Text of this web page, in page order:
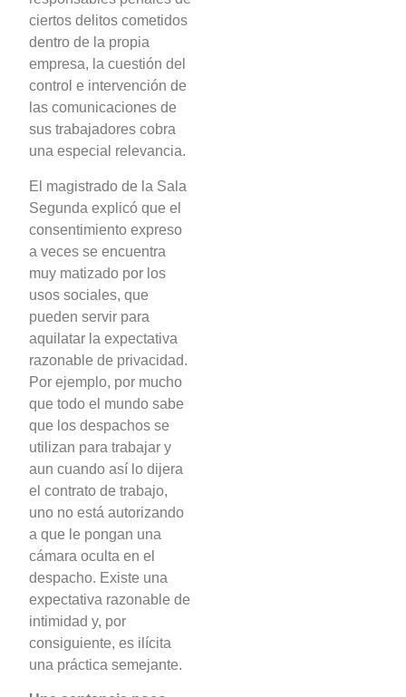
ciertos delitos cometidos
dentro de la propia
empresa, la cuestión del
control e intervención de
las comunicaciones de
sus trabajadores cobra
una especial relevancia.
El magistrado de la Sala
Segunda explicó que el
consentimiento expreso
a veces se encuentra
muy matizado por los
usos sociales, que
pueden servir para
aquilatar la expectativa
razonable de privacidad.
Por ejemplo, por mucho
que todo el mundo sabe
que los despachos se
utilizan para trabajar y
aun cuando así lo dijera
el contrato de trabajo,
uno no está autorizando
a que le pongan una
cámara oculta en el
despacho. Existe una
expectativa razonable de
intimidad y, por
consiguiente, es ilícita
una práctica semejante.